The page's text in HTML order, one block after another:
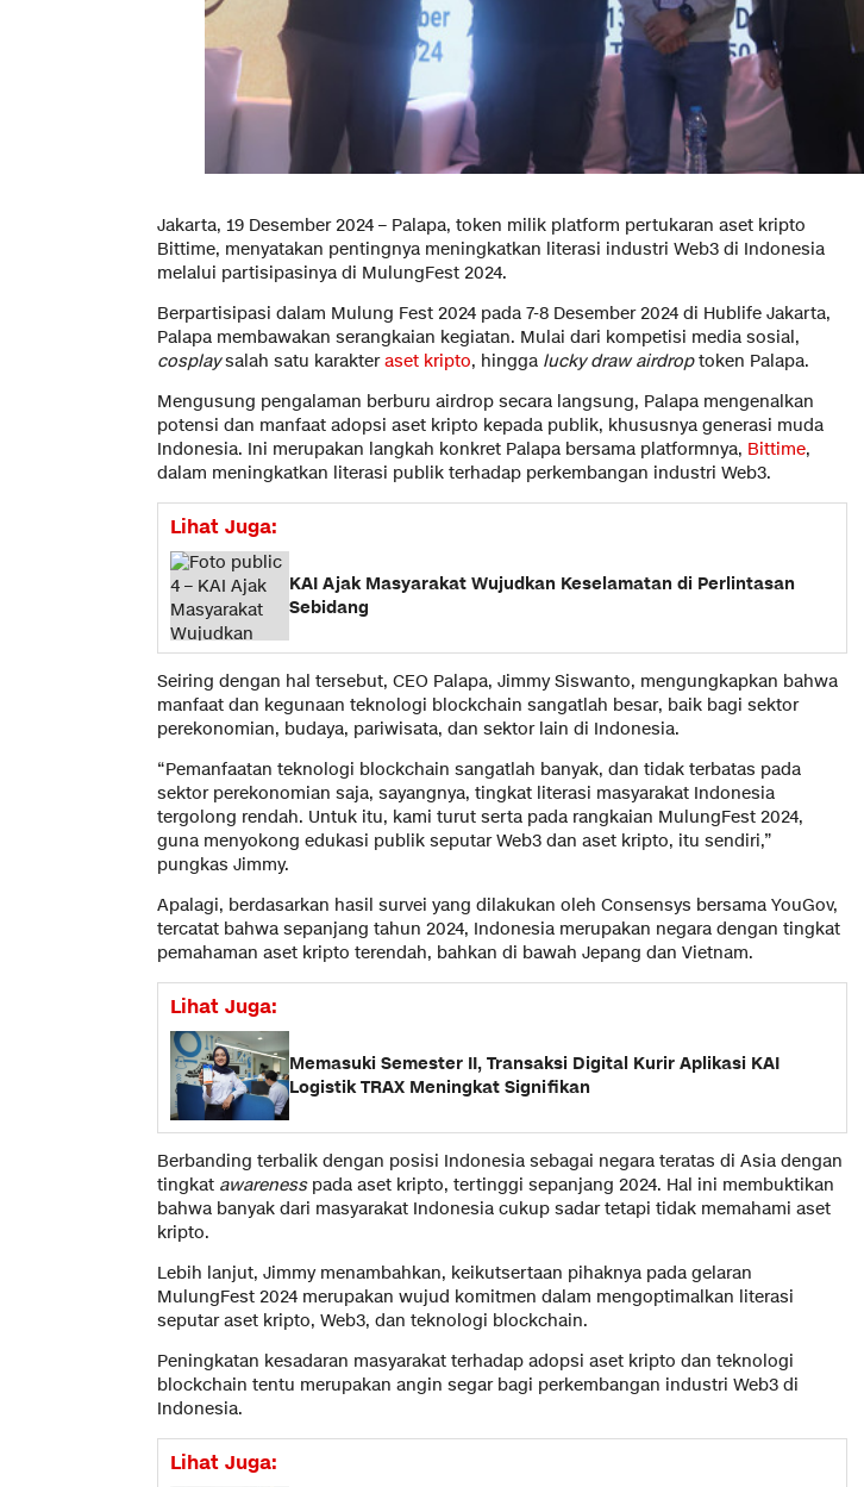
Jakarta, 19 Desember 2024 – Palapa, token milik platform pertukaran aset kripto
Bittime, menyatakan pentingnya meningkatkan literasi industri Web3 di Indonesia
melalui partisipasinya di MulungFest 2024.
Berpartisipasi dalam Mulung Fest 2024 pada 7-8 Desember 2024 di Hublife Jakarta,
Palapa membawakan serangkaian kegiatan. Mulai dari kompetisi media sosial,
cosplaysalah satu karakteraset kripto, hingga lucky draw airdroptoken Palapa.
Mengusung pengalaman berburu airdrop secara langsung, Palapa mengenalkan
potensi dan manfaat adopsi aset kripto kepada publik, khususnya generasi muda
Indonesia. Ini merupakan langkah konkret Palapa bersama platformnya, Bittime,
dalam meningkatkan literasi publik terhadap perkembangan industri Web3.
Lihat Juga:
KAI Ajak Masyarakat Wujudkan Keselamatan di Perlintasan
Sebidang
Seiring dengan hal tersebut, CEO Palapa, Jimmy Siswanto, mengungkapkan bahwa
manfaat dan kegunaan teknologi blockchain sangatlah besar, baik bagi sektor
perekonomian, budaya, pariwisata, dan sektor lain di Indonesia.
“Pemanfaatan teknologi blockchain sangatlah banyak, dan tidak terbatas pada
sektor perekonomian saja, sayangnya, tingkat literasi masyarakat Indonesia
tergolong rendah. Untuk itu, kami turut serta pada rangkaian MulungFest 2024,
guna menyokong edukasi publik seputar Web3 dan aset kripto, itu sendiri,”
pungkas Jimmy.
Apalagi, berdasarkan hasil survei yang dilakukan oleh Consensys bersama YouGov,
tercatat bahwa sepanjang tahun 2024, Indonesia merupakan negara dengan tingkat
pemahaman aset kripto terendah, bahkan di bawah Jepang dan Vietnam.
Lihat Juga:
Memasuki Semester II, Transaksi Digital Kurir Aplikasi KAI
Logistik TRAX Meningkat Signifikan
Berbanding terbalik dengan posisi Indonesia sebagai negara teratas di Asia dengan
tingkat awarenesspada aset kripto, tertinggi sepanjang 2024. Hal ini membuktikan
bahwa banyak dari masyarakat Indonesia cukup sadar tetapi tidak memahami aset
kripto.
Lebih lanjut, Jimmy menambahkan, keikutsertaan pihaknya pada gelaran
MulungFest 2024 merupakan wujud komitmen dalam mengoptimalkan literasi
seputar aset kripto, Web3, dan teknologi blockchain.
Peningkatan kesadaran masyarakat terhadap adopsi aset kripto dan teknologi
blockchain tentu merupakan angin segar bagi perkembangan industri Web3 di
Indonesia.
Lihat Juga: